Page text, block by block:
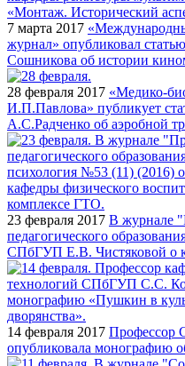
7 марта 2017
журнал» опубликовал
Сошникова об истории
28 февраля 2017 «Медико-
И.П.Павлова» публикует
А.С.Радченко об аэробной
23 февраля 2017 В журнале
педагогического
СПбГУП Е.В. Чистяковой о
14 февраля 2017 Профессор
опубликовала монографию